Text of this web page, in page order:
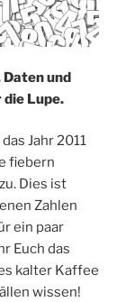
Daten und
die Lupe.
Jahr 2011
fiebern
Dies ist
Zahlen
ein paar
Euch das
kalter Kaffee
wissen!